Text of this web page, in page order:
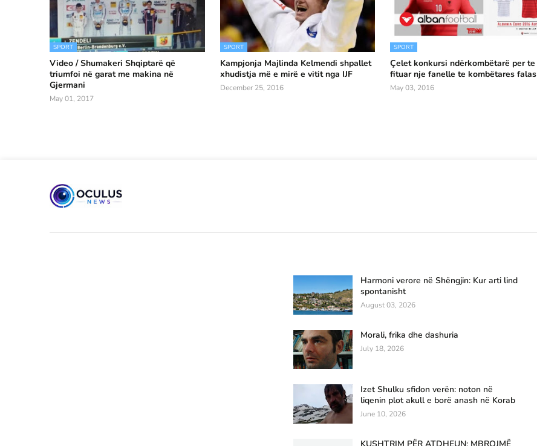
SPORT
Video / Shumakeri Shqiptarë që
triumfoi në garat me makina në
Gjermani
May 01, 2017
SPORT
Kampjonja Majlinda Kelmendi shpallet
xhudistja më e mirë e vitit nga IJF
December 25, 2016
SPORT
Çelet konkursi ndërkombëtarë per te
fituar nje fanelle te kombëtares falas
May 03, 2016
Harmoni verore në Shëngjin: Kur arti lind
spontanisht
August 03, 2026
Morali, frika dhe dashuria
July 18, 2026
Izet Shulku sfidon verën: noton në
liqenin plot akull e borë anash në Korab
June 10, 2026